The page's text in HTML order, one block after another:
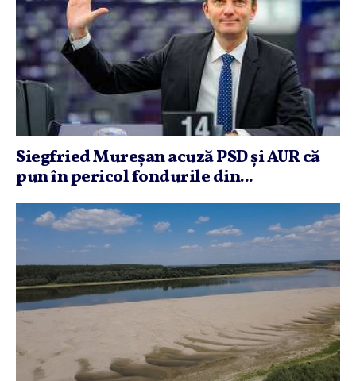
Siegfried Mureşan acuză PSD şi AUR că
pun în pericol fondurile din...